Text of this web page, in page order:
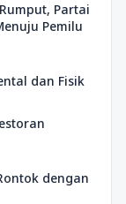
Partai
Pemilu
dan Fisik
dengan